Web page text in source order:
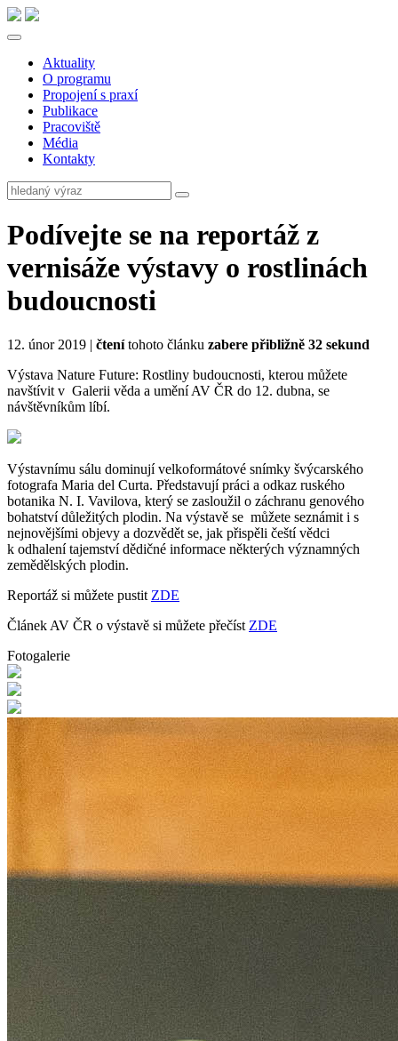
Aktuality
O programu
Propojení s praxí
Publikace
Pracoviště
Média
Kontakty
Podívejte se na reportáž z
vernisáže výstavy o rostlinách
budoucnosti
12. únor 2019 | čtenítohoto článku zabere přibližně 32 sekund
Výstava Nature Future: Rostliny budoucnosti, kterou můžete
navštívit v Galerii věda a umění AV ČR do 12. dubna, se
návštěvníkům líbí.
Výstavnímu sálu dominují velkoformátové snímky švýcarského
fotografa Maria del Curta. Představují práci a odkaz ruského
botanika N. I. Vavilova, který se zasloužil o záchranu genového
bohatství důležitých plodin. Na výstavě se můžete seznámit i s
nejnovějšími objevy a dozvědět se, jak přispěli čeští vědci
k odhalení tajemství dědičné informace některých významných
zemědělských plodin.
Reportáž si můžete pustit ZDE
Článek AV ČR o výstavě si můžete přečíst ZDE
Fotogalerie